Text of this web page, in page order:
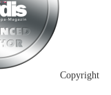
Copyright